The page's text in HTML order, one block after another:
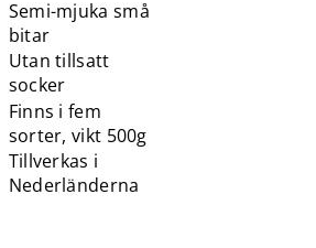
Semi-mjuka små
bitar
Utan tillsatt
socker
Finns i fem
sorter, vikt 500g
Tillverkas i
Nederländerna